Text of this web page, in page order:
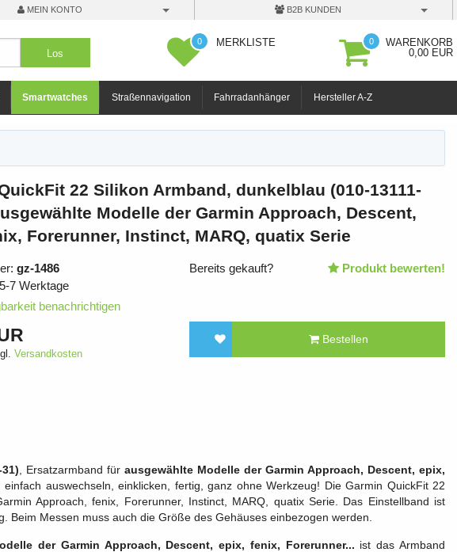
MEIN KONTO B2B KUNDEN
0 MERKLISTE 0
WARENKORB
0,00 EUR
Smartwatches Straßennavigation Fahrradanhänger Hersteller A-Z
22 Silikon Armband, dunkelblau (010-13111-
Modelle der Garmin Approach, Descent,
Forerunner, Instinct, MARQ, quatix Serie
gz-1486
7 Werktage
benachrichtigen
Bereits gekauft? Produkt bewerten!
Versandkosten
Bestellen
, Ersatzarmband für ausgewählte Modelle der Garmin Approach, Descent, epix,
einfach auswechseln, einklicken, fertig, ganz ohne Werkzeug! Die Garmin QuickFit 22
Approach, fenix, Forerunner, Instinct, MARQ, quatix Serie. Das Einstellband ist
Beim Messen muss auch die Größe des Gehäuses einbezogen werden.
der Garmin Approach, Descent, epix, fenix, Forerunner... ist das Armband